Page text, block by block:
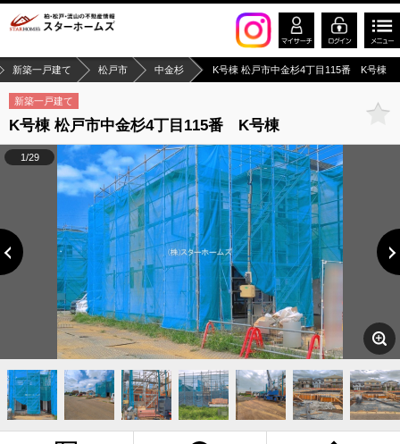
新築一戸建て 松戸市 中金杉 K号棟 松戸市中金杉4丁目115番 K号棟
新築一戸建て
K号棟 松戸市中金杉4丁目115番 K号棟
1/29